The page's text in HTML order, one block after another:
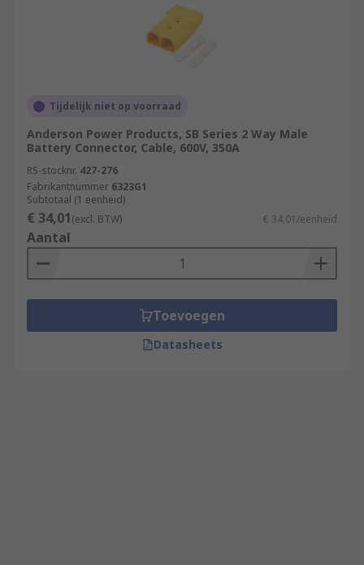
Tijdelijk niet op voorraad
Anderson Power Products, SB Series 2 Way Male
Battery Connector, Cable, 600V, 350A
RS-stocknr. 427-276
Fabrikantnummer 6323G1
Subtotaal (1 eenheid)
€ 34,01(excl. BTW) € 34,01/eenheid
Aantal
Toevoegen
Datasheets